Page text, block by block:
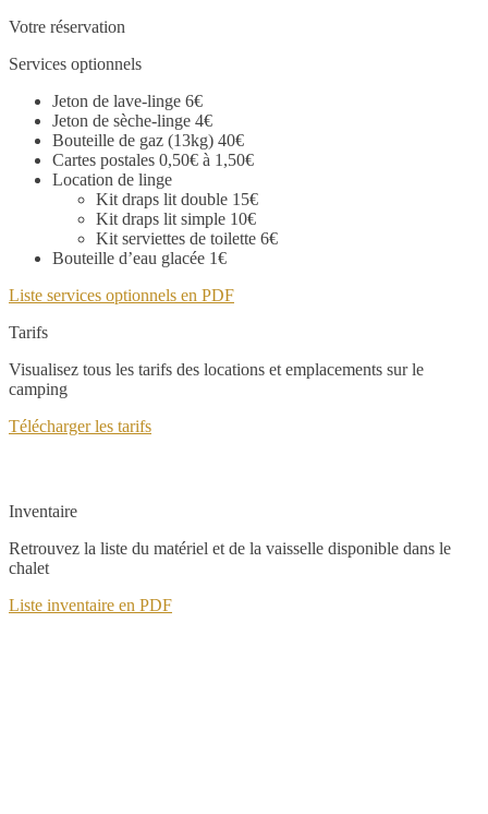
Votre réservation
Services optionnels
Jeton de lave-linge 6€
Jeton de sèche-linge 4€
Bouteille de gaz (13kg) 40€
Cartes postales 0,50€ à 1,50€
Location de linge
Kit draps lit double 15€
Kit draps lit simple 10€
Kit serviettes de toilette 6€
Bouteille d’eau glacée 1€
Liste services optionnels en PDF
Tarifs
Visualisez tous les tarifs des locations et emplacements sur le
camping
Télécharger les tarifs
Inventaire
Retrouvez la liste du matériel et de la vaisselle disponible dans le
chalet
Liste inventaire en PDF